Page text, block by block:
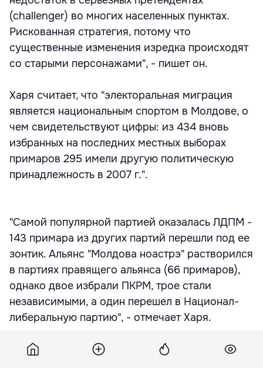
(challenger) во многих населенных пунктах.
Рискованная стратегия, потому что
существенные изменения изредка происходят
со старыми персонажами", - пишет он.
Харя считает, что "электоральная миграция
является национальным спортом в Молдове, о
чем свидетельствуют цифры: из 434 вновь
избранных на последних местных выборах
примаров 295 имели другую политическую
принадлежность в 2007 г.".
"Самой популярной партией оказалась ЛДПМ -
143 примара из других партий перешли под ее
зонтик. Альянс "Молдова ноастрэ" растворился
в партиях правящего альянса (66 примаров),
однако двое избрали ПКРМ, трое стали
независимыми, а один перешел в Национал-
либеральную партию", - отмечает Харя.
По его мнению, "привлекательность